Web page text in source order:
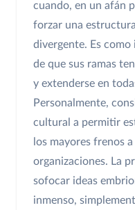
cuando, en un afán
forzar una
divergente. Es
de que sus ramas
y extenderse en
Personalmente,
cultural a permitir
los mayores frenos
organizaciones. La
sofocar ideas
inmenso,